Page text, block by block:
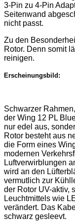
3-Pin zu 4-Pin
Seitenwand
nicht passt.
Zu den
Rotor. Denn somit
reinigen.
Erscheinungsbild:
Schwarzer
der Wing 12 PL
nur edel aus,
Rotor besteht aus
die Form eines
modernen
Luftverwirblungen
wird an den
vermutlich zur
der Rotor UV-aktiv,
Leuchtmittels wie
verändert. Das
schwarz gesleevt.